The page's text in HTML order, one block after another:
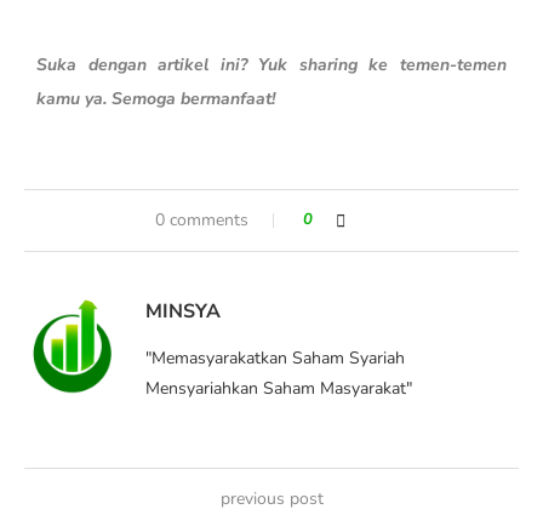
Suka dengan artikel ini? Yuk sharing ke temen-temen
kamu ya. Semoga bermanfaat!
0 comments 0
MINSYA
"Memasyarakatkan Saham Syariah
Mensyariahkan Saham Masyarakat"
previous post